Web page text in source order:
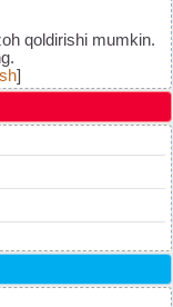
qoldirishi mumkin.
]